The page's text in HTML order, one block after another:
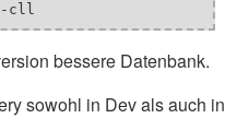
5.5.40-cll
bessere Datenbank.
sowohl in Dev als auch in